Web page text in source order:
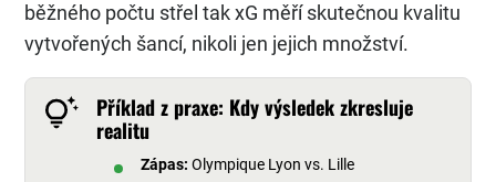
běžného počtu střel tak xG měří skutečnou kvalitu
vytvořených šancí, nikoli jen jejich množství.
Příklad z praxe: Kdy výsledek zkresluje
realitu
Zápas: Olympique Lyon vs. Lille